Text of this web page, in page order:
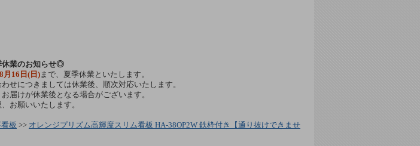
業のお知らせ◎
月16日(日)まで、夏季休業といたします。
せにつきましては休業後、順次対応いたします。
届けが休業後となる場合がございます。
お願いいたします。
板 >> オレンジプリズム高輝度スリム看板 HA-38OP2W 鉄枠付き【通り抜けできませ